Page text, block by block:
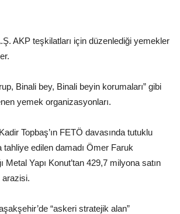
AKP teşkilatları için düzenlediği yemekler
Binali bey, Binali beyin korumaları” gibi
yemek organizasyonları.
Topbaş’ın FETÖ davasında tutuklu
tahliye edilen damadı Ömer Faruk
Metal Yapı Konut’tan 429,7 milyona satın
arazisi.
“askeri stratejik alan”